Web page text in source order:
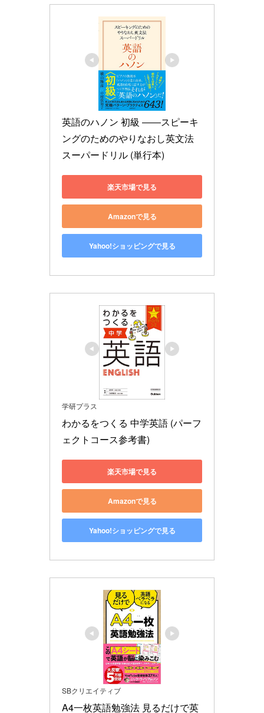
英語のハノン 初級 ――スピーキ
ングのためのやりなおし英文法
スーパードリル (単行本)
楽天市場で見る
Amazonで見る
Yahoo!ショッピングで見る
学研プラス
わかるをつくる 中学英語 (パーフ
ェクトコース参考書)
楽天市場で見る
Amazonで見る
Yahoo!ショッピングで見る
SBクリエイティブ
A4一枚英語勉強法 見るだけで英